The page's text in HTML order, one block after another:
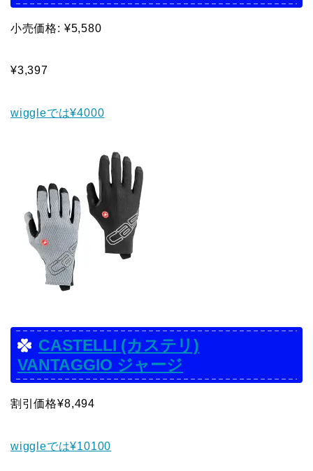
小売価格: ¥5,580
¥3,397
wiggleでは¥4000
CASTELLI (カステリ)
VANTAGGIO ジャージ
割引価格¥8,494
wiggleでは¥10100